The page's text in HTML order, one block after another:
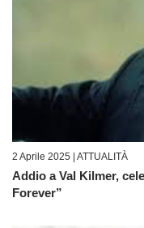
2 Aprile 2025 | ATTUALITÀ
Addio a Val Kilmer,
Forever”